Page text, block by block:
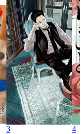
3 4